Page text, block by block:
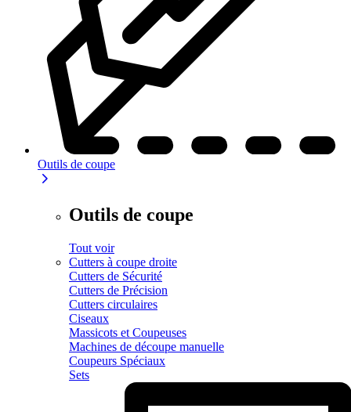
Outils de coupe
Outils de coupe
Tout voir
Cutters à coupe droite
Cutters de Sécurité
Cutters de Précision
Cutters circulaires
Ciseaux
Massicots et Coupeuses
Machines de découpe manuelle
Coupeurs Spéciaux
Sets